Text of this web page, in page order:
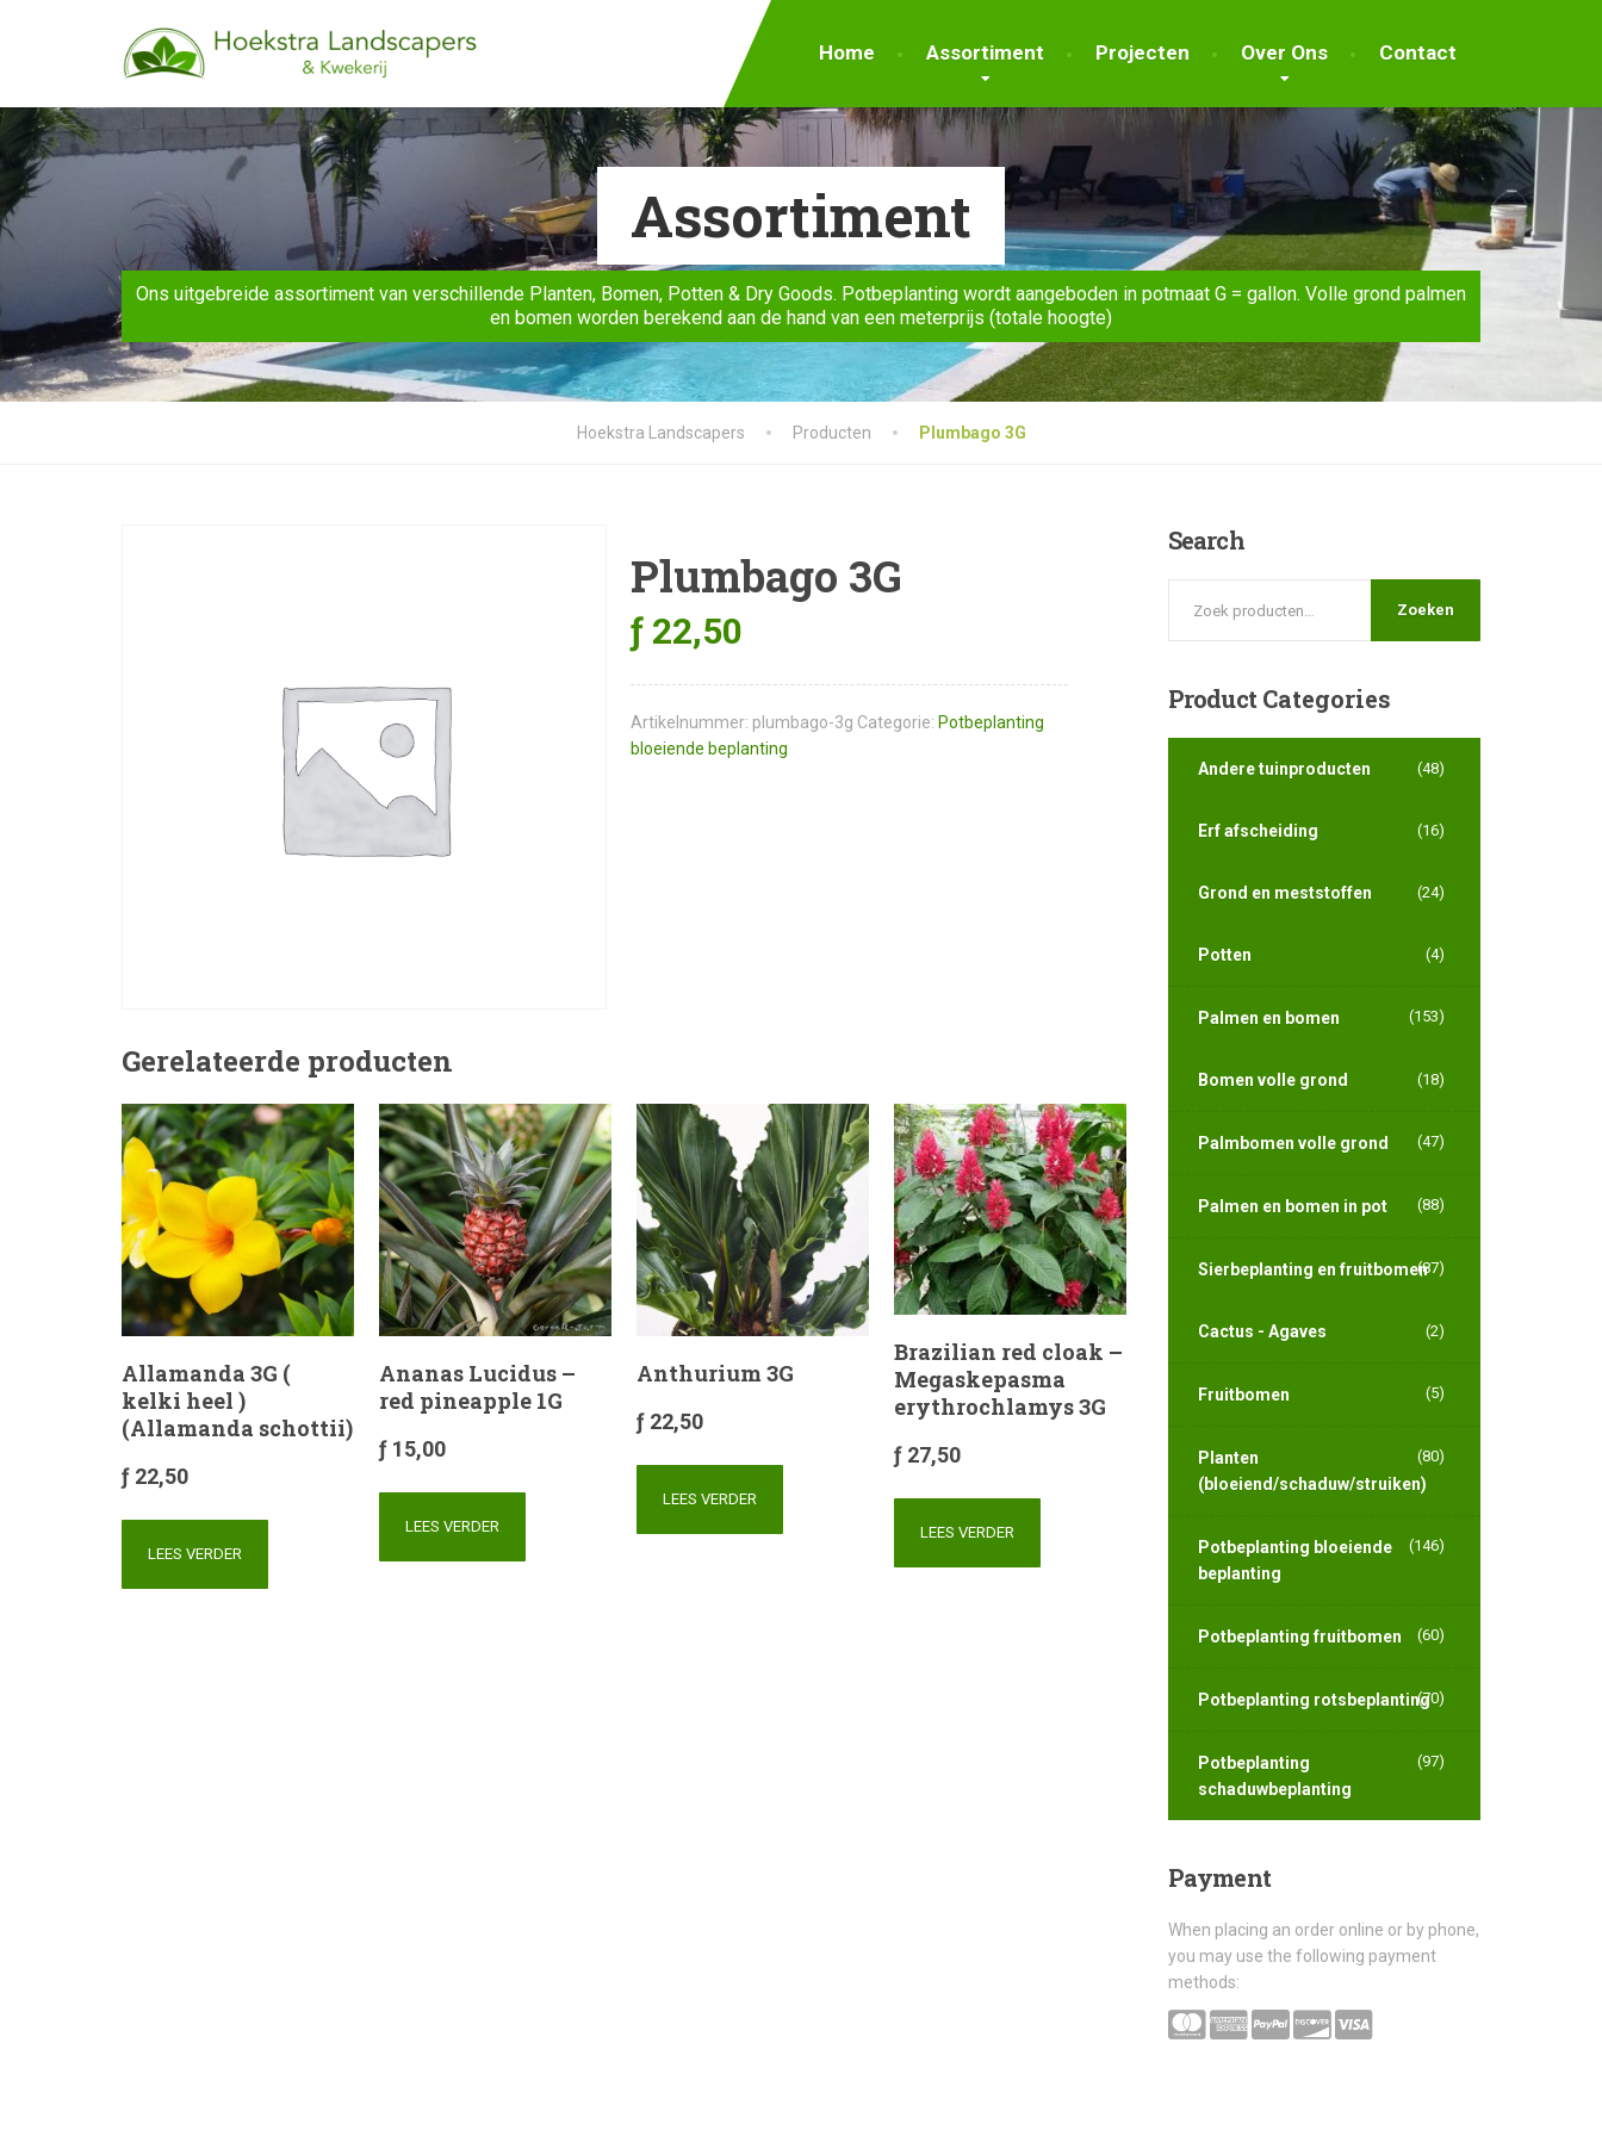
Home Assortiment Projecten Over Ons Contact
Assortiment
Ons uitgebreide assortiment van verschillende Planten, Bomen, Potten & Dry Goods. Potbeplanting wordt aangeboden in potmaat G = gallon. Volle grond palmen
en bomen worden berekend aan de hand van een meterprijs (totale hoogte)
Hoekstra Landscapers Producten Plumbago 3G
Plumbago 3G
ƒ22,50
Artikelnummer: plumbago-3g Categorie: Potbeplanting
bloeiende beplanting
Gerelateerde producten
Allamanda 3G (
kelki heel )
(Allamanda schottii)
ƒ 22,50
LEES VERDER
Ananas Lucidus –
red pineapple 1G
ƒ 15,00
LEES VERDER
Anthurium 3G
ƒ 22,50
LEES VERDER
Brazilian red cloak –
Megaskepasma
erythrochlamys 3G
ƒ 27,50
LEES VERDER
Search
Zoeken
ProductCategories
Andere tuinproducten (48)
Erf afscheiding (16)
Grond en meststoffen (24)
Potten (4)
Palmen en bomen (153)
Bomen volle grond (18)
Palmbomen volle grond (47)
Palmen en bomen in pot (88)
Sierbeplanting en fruitbomen(87)
Cactus - Agaves (2)
Fruitbomen (5)
Planten
(bloeiend/schaduw/struiken)
(80)
Potbeplanting bloeiende
beplanting
(146)
Potbeplanting fruitbomen (60)
Potbeplanting rotsbeplanting(70)
Potbeplanting
schaduwbeplanting
(97)
Payment
When placing an order online or by phone,
you may use the following payment
methods: